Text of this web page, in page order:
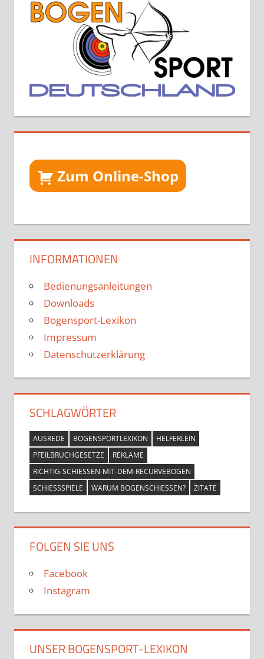
Zum Online-Shop
INFORMATIONEN
Bedienungsanleitungen
Downloads
Bogensport-Lexikon
Impressum
Datenschutzerklärung
SCHLAGWÖRTER
AUSREDE BOGENSPORTLEXIKON
HELFERLEIN
PFEILBRUCHGESETZE
REKLAME
RICHTIG-SCHIESSEN-MIT-DEM-RECURVEBOGEN
SCHIESSSPIELE
WARUM BOGENSCHIESSEN? ZITATE
FOLGEN SIE UNS
Facebook
Instagram
UNSER BOGENSPORT-LEXIKON